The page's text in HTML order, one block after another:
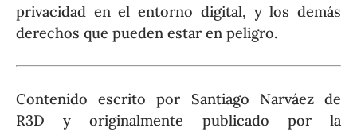
privacidad en el entorno digital, y los demás
derechos que pueden estar en peligro.
Contenido escrito por Santiago Narváez de
R3D y originalmente publicado por la